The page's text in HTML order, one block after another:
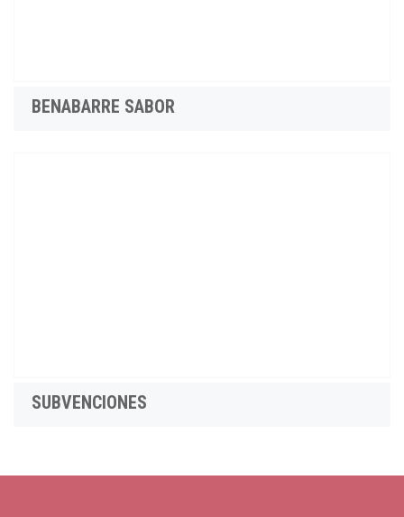
BENABARRE SABOR
SUBVENCIONES